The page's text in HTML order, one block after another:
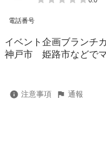
電話番号
イベント企画ブラン
神戸市 姫路市などで
注意事項 通報